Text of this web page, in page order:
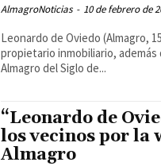
AlmagroNoticias - 10 de febrero de
Leonardo de Oviedo (Almagro,
propietario inmobiliario,
Almagro del Siglo de...
“Leonardo de
los vecinos por la
Almagro